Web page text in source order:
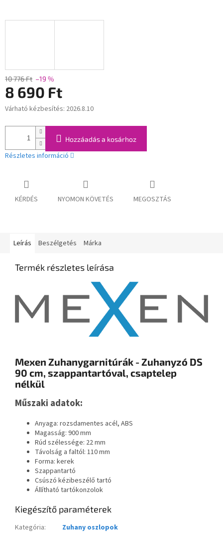
10 776 Ft –19 %
8 690 Ft
Egységár:
Várható kézbesítés: 2026.8.10
Hozzáadás a kosárhoz
Részletes információ
KÉRDÉS NYOMON KÖVETÉS MEGOSZTÁS
Leírás Beszélgetés Márka
Termék részletes leírása
Mexen Zuhanygarnitúrák - Zuhanyzó DS
90 cm, szappantartóval, csaptelep
nélkül
Műszaki adatok:
Anyaga: rozsdamentes acél, ABS
Magasság: 900 mm
Rúd szélessége: 22 mm
Távolság a faltól: 110 mm
Forma: kerek
Szappantartó
Csúszó kézibeszélő tartó
Állítható tartókonzolok
Kiegészítő paraméterek
Kategória:
Zuhany oszlopok